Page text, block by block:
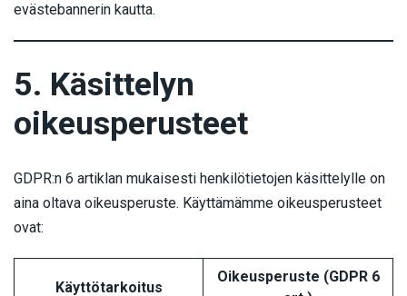
evästebannerin kautta.
5. Käsittelyn
oikeusperusteet
GDPR:n 6 artiklan mukaisesti henkilötietojen käsittelylle on
aina oltava oikeusperuste. Käyttämämme oikeusperusteet
ovat:
Käyttötarkoitus
Oikeusperuste (GDPR 6